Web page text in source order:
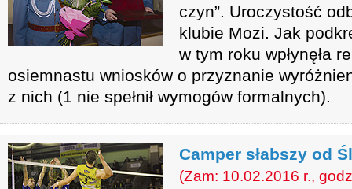
czyn”. Uroczystość
klubie Mozi. Jak
w tym roku wpłynęła
osiemnastu wniosków o przyznanie
z nich (1 nie spełnił wymogów formalnych).
Camper słabszy od
(Zam: 10.02.2016 r.,